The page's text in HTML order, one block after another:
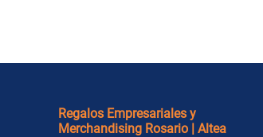
Regalos Empresariales y
Merchandising Rosario | Altea